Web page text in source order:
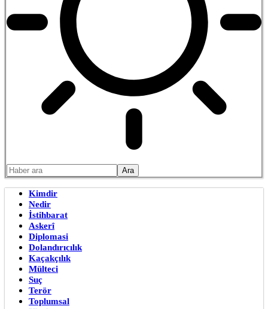
Kimdir
Nedir
İstihbarat
Askerî
Diplomasi
Dolandırıcılık
Kaçakçılık
Mülteci
Suç
Terör
Toplumsal